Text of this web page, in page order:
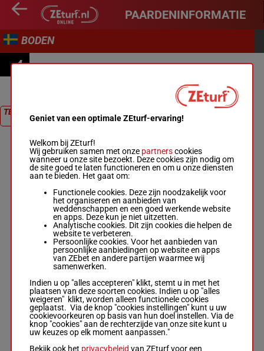
PAARDENINFORMATIE
BODEN
4
TERUG NAAR
RACEGeniet van een optimale ZEturf-ervaring!
Welkom bij ZEturf!
Wij gebruiken samen met onze partnerscookies
wanneer u onze site bezoekt. Deze cookies zijn nodig om
de site goed te laten functioneren en om u onze diensten
aan te bieden. Het gaat om:
Functionele cookies. Deze zijn noodzakelijk voor
het organiseren en aanbieden van
weddenschappen en een goed werkende website
en apps. Deze kun je niet uitzetten.
Analytische cookies. Dit zijn cookies die helpen de
website te verbeteren.
Persoonlijke cookies. Voor het aanbieden van
persoonlijke aanbiedingen op website en apps
van ZEbet en andere partijen waarmee wij
samenwerken.
Indien u op "alles accepteren" klikt, stemt u in met het
plaatsen van deze soorten cookies. Indien u op "alles
weigeren" klikt, worden alleen functionele cookies
geplaatst. Via de knop "cookies instellingen" kunt u uw
cookievoorkeuren op basis van hun doel instellen. Via de
knop "cookies" aan de rechterzijde van onze site kunt u
uw keuzes op elk moment aanpassen."
Bekijk ook het privacybeleid van ZEturf voor een